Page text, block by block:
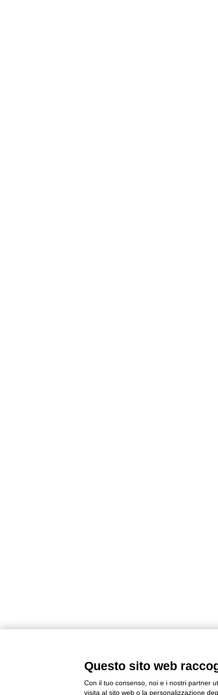
Questo sito web
Con il tuo consenso, noi e i nostri partner
visita al sito web o la personalizzazione